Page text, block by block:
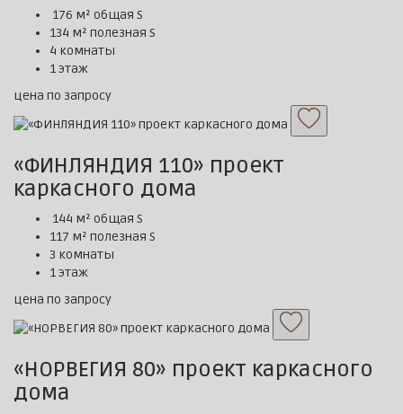
176 м² общая S
134 м² полезная S
4 комнаты
1 этаж
цена по запросу
«ФИНЛЯНДИЯ 110» проект
каркасного дома
144 м² общая S
117 м² полезная S
3 комнаты
1 этаж
цена по запросу
«НОРВЕГИЯ 80» проект каркасного
дома